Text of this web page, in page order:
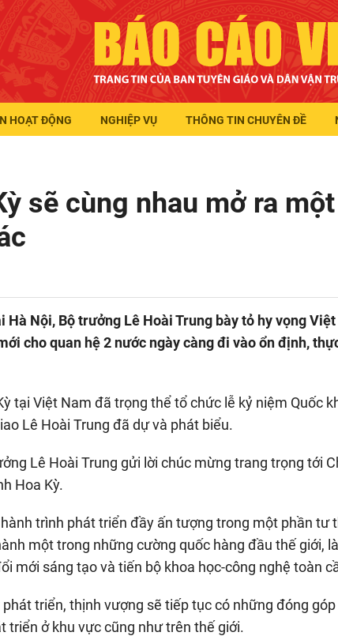
HOẠT ĐỘNG NGHIỆP VỤ THÔNG TIN CHUYÊN ĐỀ
sẽ cùng nhau mở ra một
Hà Nội, Bộ trưởng Lê Hoài Trung bày tỏ hy vọng
cho quan hệ 2 nước ngày càng đi vào ổn định,
tại Việt Nam đã trọng thể tổ chức lễ kỷ niệm Quốc
Lê Hoài Trung đã dự và phát biểu.
Lê Hoài Trung gửi lời chúc mừng trang trọng tới
Hoa Kỳ.
trình phát triển đầy ấn tượng trong một phần tư
một trong những cường quốc hàng đầu thế giới,
mới sáng tạo và tiến bộ khoa học-công nghệ toàn
triển, thịnh vượng sẽ tiếp tục có những đóng
triển ở khu vực cũng như trên thế giới.